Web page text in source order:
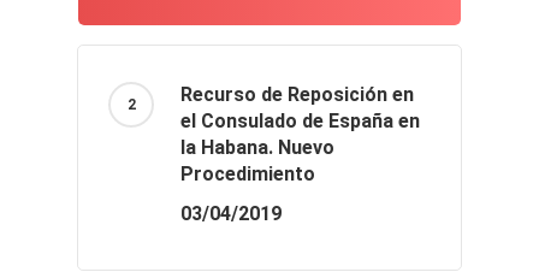
Recurso de Reposición en
el Consulado de España en
la Habana. Nuevo
Procedimiento
03/04/2019